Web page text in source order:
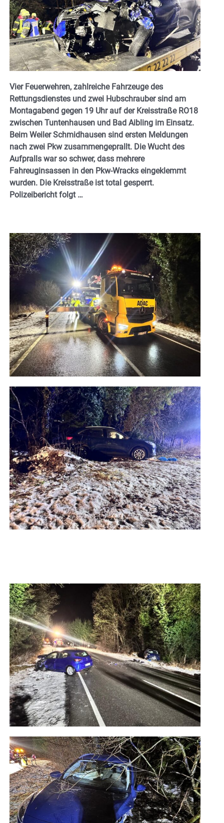
Vier Feuerwehren, zahlreiche Fahrzeuge des
Rettungsdienstes und zwei Hubschrauber sind am
Montagabend gegen 19 Uhr auf der Kreisstraße RO18
zwischen Tuntenhausen und Bad Aibling im Einsatz.
Beim Weiler Schmidhausen sind ersten Meldungen
nach zwei Pkw zusammengeprallt. Die Wucht des
Aufpralls war so schwer, dass mehrere
Fahreuginsassen in den Pkw-Wracks eingeklemmt
wurden. Die Kreisstraße ist total gesperrt.
Polizeibericht folgt …